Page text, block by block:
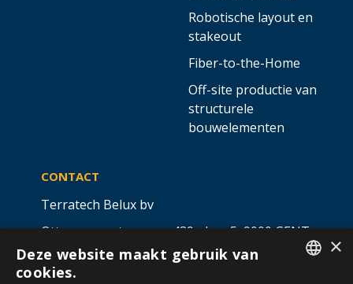
Robotische layout en
stakeout
Fiber-to-the-Home
Off-site productie van
structurele
bouwelementen
CONTACT
Terratech Belux bv
Ottergemsesteenweg 439 - bus 5,9000 GENT
info@allterra-belux.com+32 9 430 25 30 ×
Deze website maakt gebruik van
cookies.